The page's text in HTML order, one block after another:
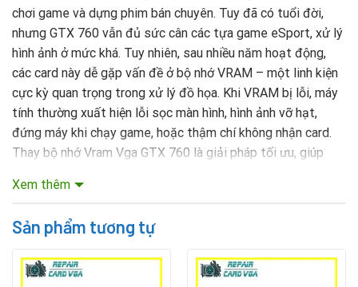
chơi game và dựng phim bán chuyên. Tuy đã có tuổi đời,
nhưng GTX 760 vẫn đủ sức cân các tựa game eSport, xử lý
hình ảnh ở mức khá. Tuy nhiên, sau nhiều năm hoạt động,
các card này dễ gặp vấn đề ở bộ nhớ VRAM – một linh kiện
cực kỳ quan trọng trong xử lý đồ họa. Khi VRAM bị lỗi, máy
tính thường xuất hiện lỗi sọc màn hình, hình ảnh vỡ hạt,
đứng máy khi chạy game, hoặc thậm chí không nhận card.
Thay bộ nhớ Vram Vga GTX 760 là giải pháp tối ưu, giúp
với những ai đang sử dụng máy cấu hình cũ, hoặc làm việc
Mục lục nội dung
Rate this product
Xem thêm
Sản phẩm tương tự